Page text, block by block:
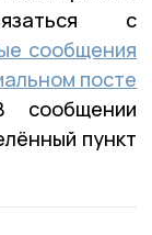
с
сообщения
посте
сообщении
пункт